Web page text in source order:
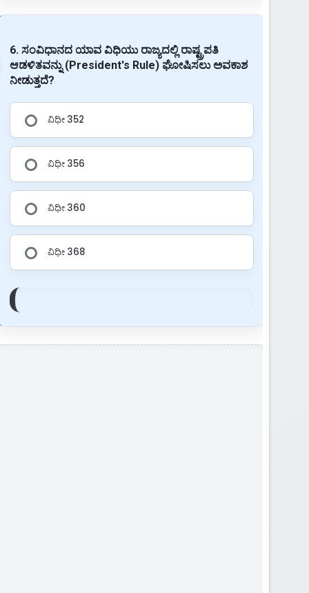
6. ಸಂವಿಧಾನದ ಯಾವ ವಿಧಿಯು ರಾಜ್ಯದಲ್ಲಿ ರಾಷ್ಟ್ರಪತಿ
ಆಡಳಿತವನ್ನು (President's Rule) ಘೋಷಿಸಲು ಅವಕಾಶ
ನೀಡುತ್ತದೆ?
ವಿಧೀ 352
ವಿಧೀ 356
ವಿಧೀ 360
ವಿಧೀ 368